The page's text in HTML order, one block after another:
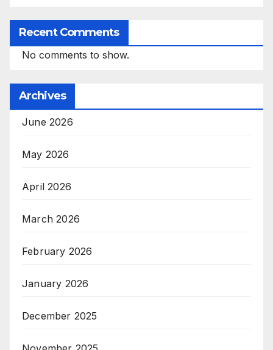
Recent Comments
No comments to show.
Archives
June 2026
May 2026
April 2026
March 2026
February 2026
January 2026
December 2025